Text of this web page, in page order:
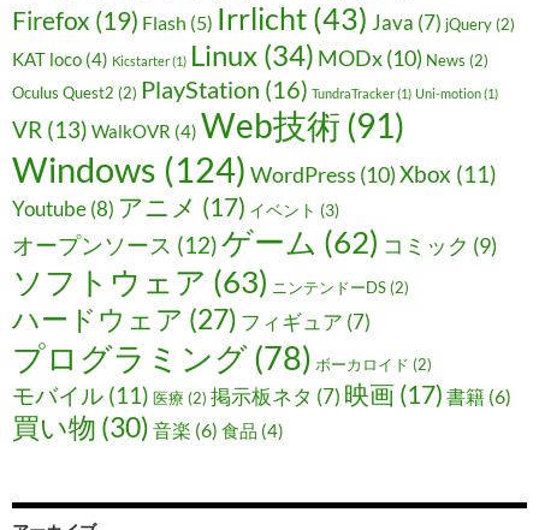
Firefox (19) Flash (5) Irrlicht (43) Java (7) jQuery (2)
KAT loco (4) Kicstarter(1) Linux (34) MODx(10) News (2)
Oculus Quest2 (2) PlayStation (16) TundraTracker(1) Uni-motion(1)
VR (13) WalkOVR (4) Web技術 (91)
Windows (124) WordPress (10)Xbox (11)
Youtube(8) アニメ (17) イベント (3)
オープンソース (12)ゲーム (62) コミック (9)
ソフトウェア (63) ニンテンドーDS (2)
ハードウェア (27) フィギュア (7)
プログラミング(78) ボーカロイド (2)
モバイル (11) 医療 (2) 掲示板ネタ (7) 映画 (17) 書籍 (6)
買い物 (30) 音楽 (6) 食品 (4)